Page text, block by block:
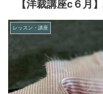
【洋裁講座c６月
レッスン・講座